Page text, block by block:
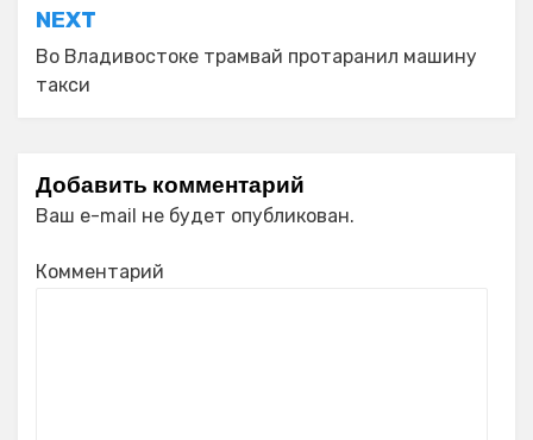
NEXT
Во Владивостоке трамвай протаранил машину
такси
Добавить комментарий
Ваш e-mail не будет опубликован.
Комментарий